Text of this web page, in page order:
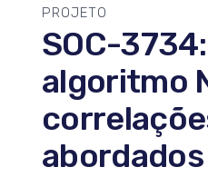
PROJETO
SOC-
algoritmo